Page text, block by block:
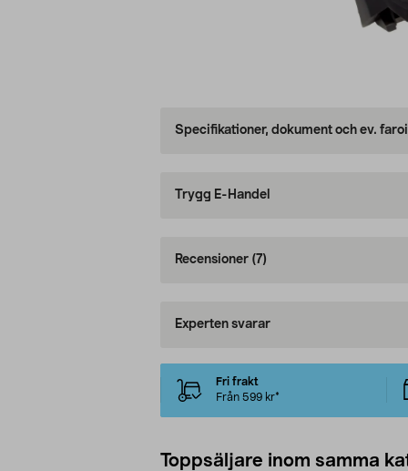
Specifikationer, dokument och ev.
Trygg E-Handel
Recensioner (7)
Experten svarar
Fri frakt
Från 599 kr*
Toppsäljare inom samma